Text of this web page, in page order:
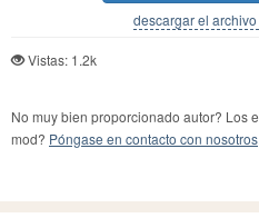
descargar el
Vistas: 1.2k
No muy bien proporcionado autor? Los
mod? Póngase en contacto con